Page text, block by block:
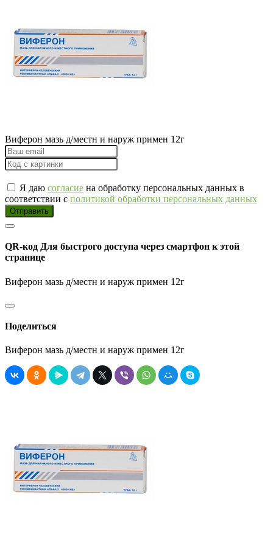
Виферон мазь д/местн и наруж примен 12г
Я даю согласие на обработку персональных данных в
соответствии с политикой обработки персональных данных
Отправить
QR-код Для быстрого доступа через смартфон к этой
странице
Виферон мазь д/местн и наруж примен 12г
Поделиться
Виферон мазь д/местн и наруж примен 12г